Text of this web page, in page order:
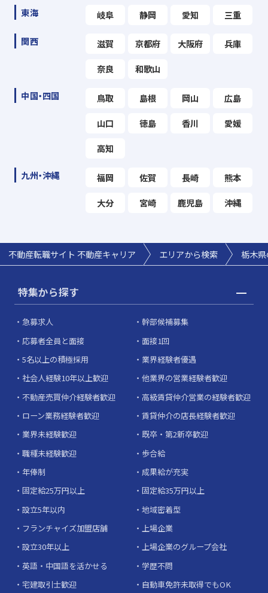
東海 岐阜 静岡 愛知 三重
関西 滋賀 京都府 大阪府 兵庫
奈良 和歌山
中国・四国 鳥取 島根 岡山 広島
山口 徳島 香川 愛媛
高知
九州・沖縄 福岡 佐賀 長崎 熊本
大分 宮崎 鹿児島 沖縄
不動産転職サイト 不動産キャリア エリアから検索 栃木
特集から探す
急募求人
幹部候補募集
応募者全員と面接
面接1回
5名以上の積極採用
業界経験者優遇
社会人経験10年以上歓迎
他業界の営業経験者歓迎
不動産売買仲介経験者歓迎
高級賃貸仲介営業の経験者歓迎
ローン業務経験者歓迎
賃貸仲介の店長経験者歓迎
業界未経験歓迎
既卒・第2新卒歓迎
職種未経験歓迎
歩合給
年俸制
成果給が充実
固定給25万円以上
固定給35万円以上
設立5年以内
地域密着型
フランチャイズ加盟店舗
上場企業
設立30年以上
上場企業のグループ会社
英語・中国語を活かせる
学歴不問
宅建取引士歓迎
自動車免許未取得でもOK